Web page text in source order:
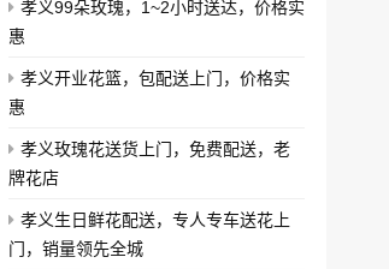
孝义99朵玫瑰，1~2小时送达，价格实
惠
孝义开业花篮，包配送上门，价格实
惠
孝义玫瑰花送货上门，免费配送，老
牌花店
孝义生日鲜花配送，专人专车送花上
门，销量领先全城